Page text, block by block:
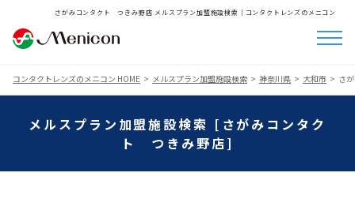
さがみコンタクト つきみ野店 メルスプラン加盟施設検索│コンタクトレンズのメニコン
コンタクトレンズのメニコン HOME メルスプラン加盟施設検索 神奈川県 大和市 さ
メルスプラン加盟施設検索 [さがみコンタク
ト つきみ野店]